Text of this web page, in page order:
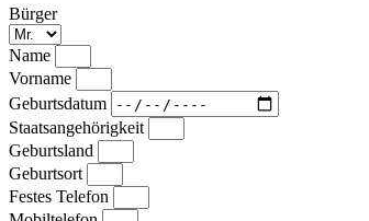
Bürger
Name
Vorname
Geburtsdatum
Staatsangehörigkeit
Geburtsland
Geburtsort
Festes Telefon